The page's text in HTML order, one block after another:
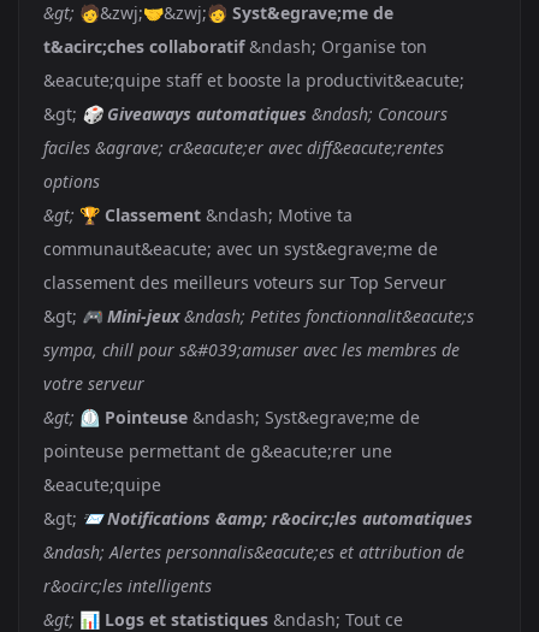
&gt; 🧑&zwj;🤝&zwj;🧑 Syst&egrave;me de
t&acirc;ches collaboratif&ndash; Organise ton
&eacute;quipe staff et booste la productivit&eacute;
&gt; 🎲 Giveaways automatiques &ndash; Concours
faciles &agrave; cr&eacute;er avec diff&eacute;rentes
options
&gt; 🏆 Classement &ndash; Motive ta
communaut&eacute; avec un syst&egrave;me de
classement des meilleurs voteurs sur Top Serveur
&gt; 🎮 Mini-jeux&ndash; Petites fonctionnalit&eacute;s
sympa, chill pour s&#039;amuser avec les membres de
votre serveur
&gt; ⏲️ Pointeuse &ndash; Syst&egrave;me de
pointeuse permettant de g&eacute;rer une
&eacute;quipe
&gt; 📨Notifications &amp; r&ocirc;les automatiques
&ndash; Alertes personnalis&eacute;es et attribution de
r&ocirc;les intelligents
&gt; 📊 Logs et statistiques &ndash; Tout ce